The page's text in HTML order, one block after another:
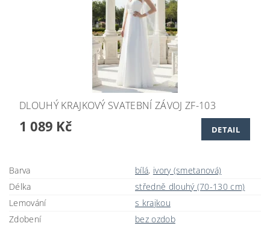
DLOUHÝ KRAJKOVÝ SVATEBNÍ ZÁVOJ ZF-103
1 089 Kč DETAIL
Barva bílá, ivory (smetanová)
Délka
středně dlouhý (70-130 cm)
Lemování
s krajkou
Zdobení
bez ozdob